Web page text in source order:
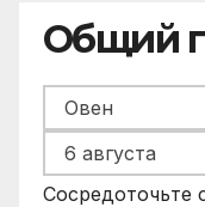
Общий
Сосредоточьте